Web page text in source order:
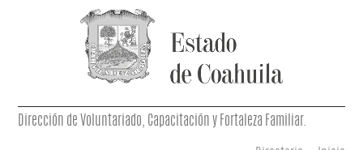
Dirección de Voluntariado, Capacitación y Fortaleza Familiar.